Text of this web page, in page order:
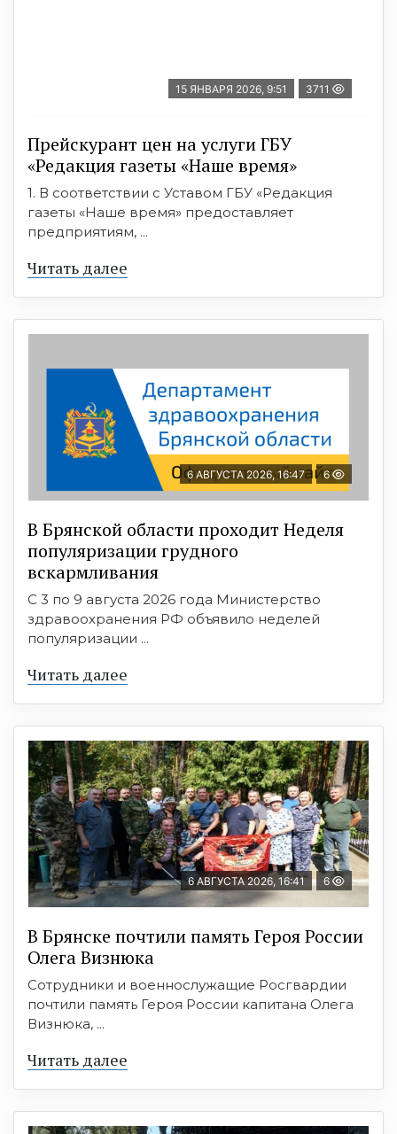
15 ЯНВАРЯ 2026, 9:51 3711
Прейскурант цен на услуги ГБУ
«Редакция газеты «Наше время»
1. В соответствии с Уставом ГБУ «Редакция
газеты «Наше время» предоставляет
предприятиям, ...
Читать далее
6 АВГУСТА 2026, 16:47 6
В Брянской области проходит Неделя
популяризации грудного
вскармливания
С 3 по 9 августа 2026 года Министерство
здравоохранения РФ объявило неделей
популяризации ...
Читать далее
6 АВГУСТА 2026, 16:41 6
В Брянске почтили память Героя России
Олега Визнюка
Сотрудники и военнослужащие Росгвардии
почтили память Героя России капитана Олега
Визнюка, ...
Читать далее